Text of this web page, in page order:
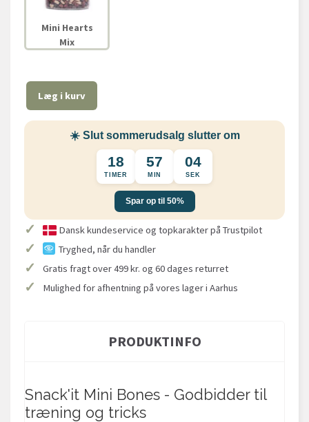
Mini Hearts
Mix
Læg i kurv
☀️ Slut sommerudsalg slutter om
18
TIMER
57
MIN
04
SEK
Spar op til 50%
✓ Dansk kundeservice og topkarakter på Trustpilot
✓ Tryghed, når du handler
✓ Gratis fragt over 499 kr. og 60 dages returret
✓ Mulighed for afhentning på vores lager i Aarhus
PRODUKTINFO
Snack'it Mini Bones - Godbidder til
træning og tricks